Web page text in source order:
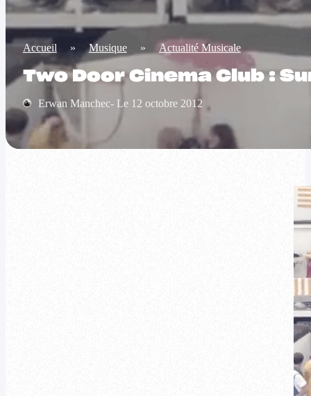
Accueil » Musique » Actualité Musicale
Two Door Cinema Club :
Erwan Manchec- Le 12 octobre 2012